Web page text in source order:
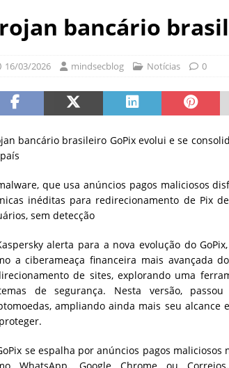
industriais
NOTÍCIAS
NOTÍCIAS
NOTÍCIAS
[ 06/08/2026 ]
Sem
bancário
16/03/2026 mindsecblog Notícias 0
bancário brasileiro GoPix evolui e se
que usa anúncios pagos maliciosos
inéditas para redirecionamento de Pix
sem detecção
alerta para a nova evolução do
a ciberameaça financeira mais avançada
de sites, explorando uma
de segurança. Nesta versão,
ampliando ainda mais seu alcance
se espalha por anúncios pagos